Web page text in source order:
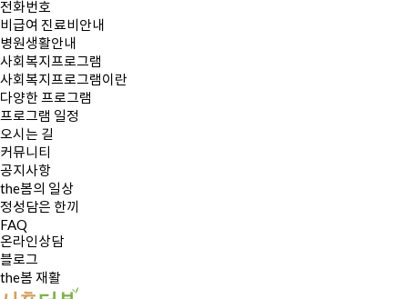
전화번호
비급여 진료비안내
병원생활안내
사회복지프로그램
사회복지프로그램이란
다양한 프로그램
프로그램 일정
오시는 길
커뮤니티
공지사항
the봄의 일상
정성담은 한끼
FAQ
온라인상담
블로그
the봄 재활